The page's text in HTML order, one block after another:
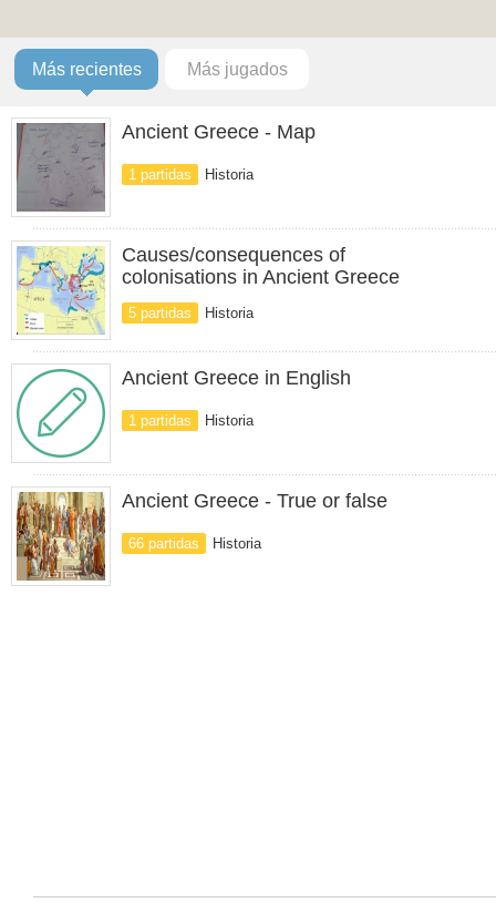
Más recientes Más jugados
Ancient Greece - Map
1 partidas Historia
Causes/consequences of
colonisations in Ancient Greece
5 partidas Historia
Ancient Greece in English
1 partidas Historia
Ancient Greece - True or false
66 partidas Historia